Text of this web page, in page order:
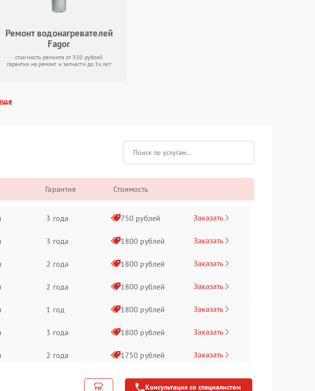
Ремонт водонагревателей
Fagor
стоимость ремонта от 350 рублей
гарантия на ремонт и запчасти до 3х лет
Гарантия Стоимость
3 года 750 рублей Заказать
3 года 1800 рублей Заказать
2 года 1800 рублей Заказать
2 года 1800 рублей Заказать
1 год 1800 рублей Заказать
3 года 1800 рублей Заказать
2 года 1750 рублей Заказать
1750 рублей Заказать
Консультация со специалистом